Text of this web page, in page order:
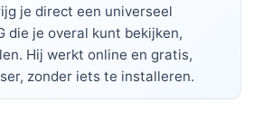
je direct een universeel
die je overal kunt bekijken,
Hij werkt online en gratis,
zonder iets te installeren.